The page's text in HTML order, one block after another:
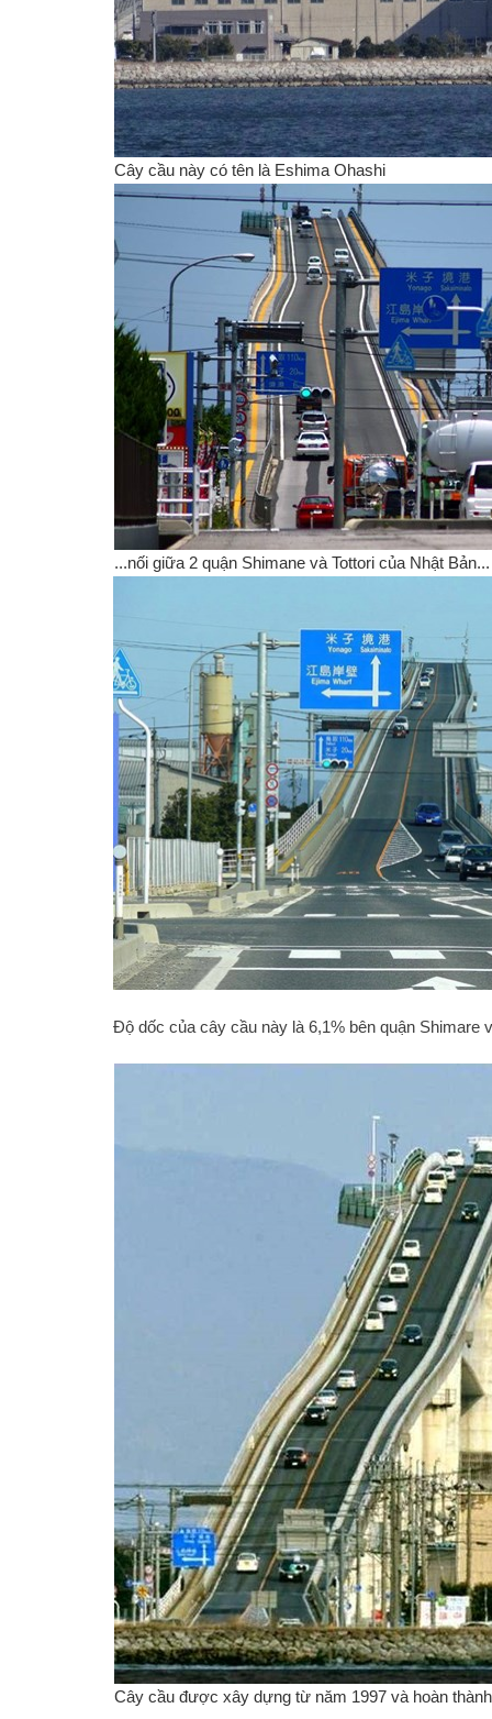
Cây cầu này có tên là Eshima Ohashi
...nối giữa 2 quận Shimane và Tottori của Nhật Bản...
Độ dốc của cây cầu này là 6,1% bên quận Shimare
Cây cầu được xây dựng từ năm 1997 và hoàn